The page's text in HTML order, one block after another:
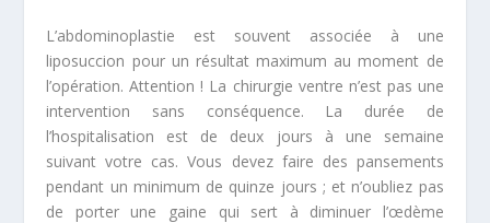
L’abdominoplastie est souvent associée à une
liposuccion pour un résultat maximum au moment de
l’opération. Attention ! La chirurgie ventre n’est pas une
intervention sans conséquence. La durée de
l’hospitalisation est de deux jours à une semaine
suivant votre cas. Vous devez faire des pansements
pendant un minimum de quinze jours ; et n’oubliez pas
de porter une gaine qui sert à diminuer l’œdème